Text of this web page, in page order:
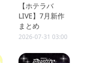
【ホテラバ
LIVE】7月新作
まとめ
2026-07-31 03:00